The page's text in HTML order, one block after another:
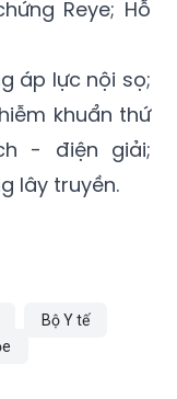
Dùng
định NSAID
Reye; Hỗ
áp lực nội sọ;
khuẩn thứ
lây truyền.